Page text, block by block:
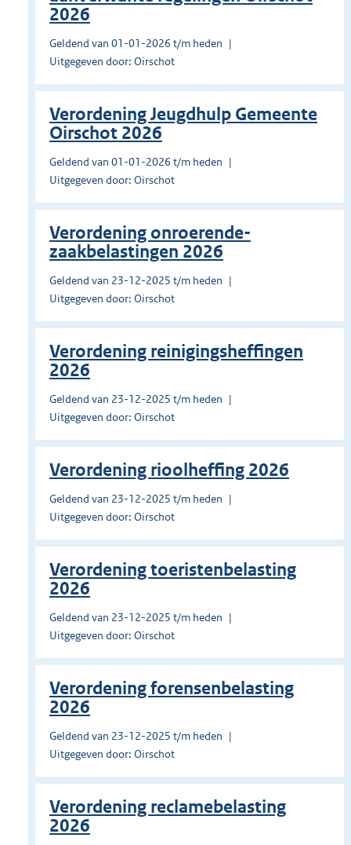
2026
Geldend van 01-01-2026 t/m heden
Uitgegeven door: Oirschot
Verordening Jeugdhulp Gemeente
Oirschot 2026
Geldend van 01-01-2026 t/m heden
Uitgegeven door: Oirschot
Verordening onroerende-
zaakbelastingen 2026
Geldend van 23-12-2025 t/m heden
Uitgegeven door: Oirschot
Verordening reinigingsheffingen
2026
Geldend van 23-12-2025 t/m heden
Uitgegeven door: Oirschot
Verordening rioolheffing 2026
Geldend van 23-12-2025 t/m heden
Uitgegeven door: Oirschot
Verordening toeristenbelasting
2026
Geldend van 23-12-2025 t/m heden
Uitgegeven door: Oirschot
Verordening forensenbelasting
2026
Geldend van 23-12-2025 t/m heden
Uitgegeven door: Oirschot
Verordening reclamebelasting
2026